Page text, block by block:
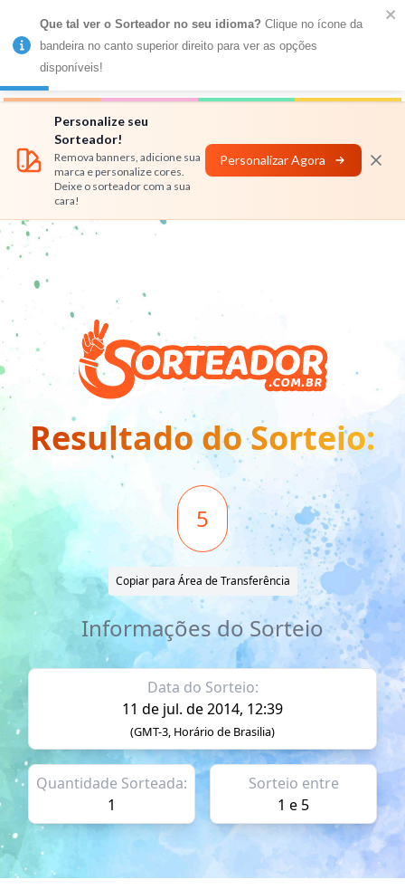
MENU
Números
Personalize seu
Sorteador!
Remova banners, adicione sua
marca e personalize cores.
Deixe o sorteador com a sua
cara!
Personalizar Agora
Resultado do Sorteio:
5
Copiar para Área de Transferência
Informações do Sorteio
Data do Sorteio:
11 de jul. de 2014, 12:39
(GMT-3, Horário de Brasilia)
Quantidade Sorteada:
1
Sorteio entre
1 e 5
Que tal ver o Sorteador no seu idioma? Clique no ícone da
bandeira no canto superior direito para ver as opções
disponíveis!